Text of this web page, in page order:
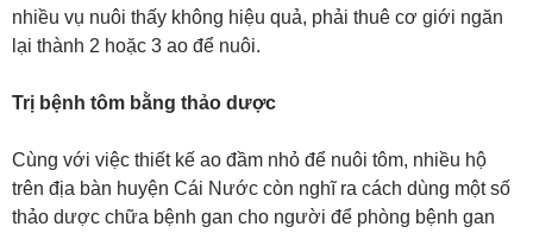
nhiều vụ nuôi thấy không hiệu quả, phải thuê cơ giới ngăn
lại thành 2 hoặc 3 ao để nuôi.
Trị bệnh tôm bằng thảo dược
Cùng với việc thiết kế ao đầm nhỏ để nuôi tôm, nhiều hộ
trên địa bàn huyện Cái Nước còn nghĩ ra cách dùng một số
thảo dược chữa bệnh gan cho người để phòng bệnh gan